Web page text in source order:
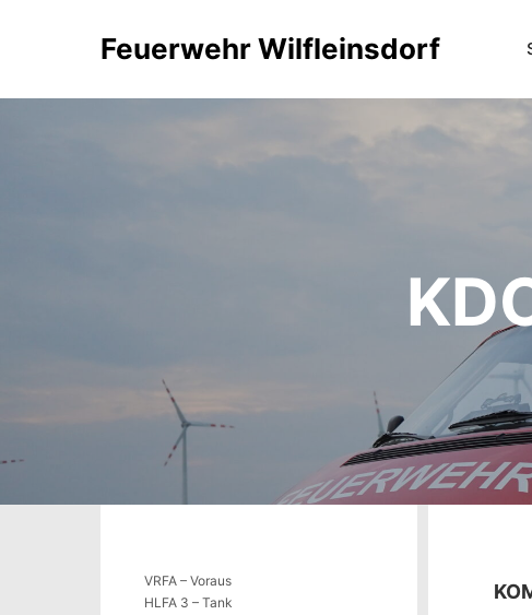
Feuerwehr Wilfleinsdorf
VRFA – Voraus
HLFA 3 – Tank